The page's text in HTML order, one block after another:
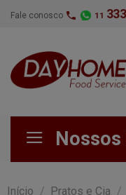
Skip
Fale conosco 11
Início / Pratos e Cia /